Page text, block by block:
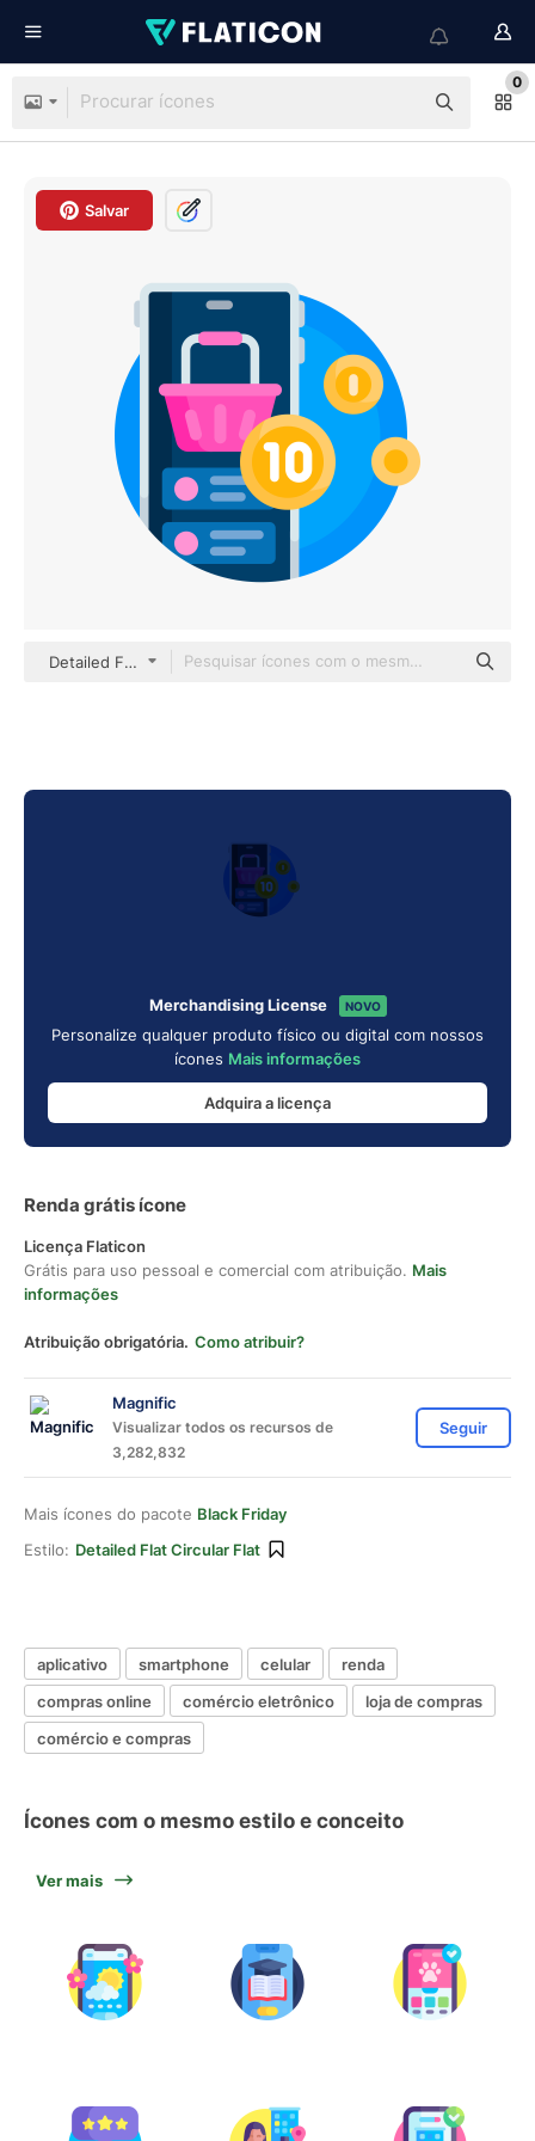
0
Salvar
Detailed Flat Circular Flat
Merchandising License NOVO
Personalize qualquer produto físico ou digital com nossos
ícones Mais informações
Adquira a licença
Renda grátis ícone
Licença Flaticon
Grátis para uso pessoal e comercial com atribuição. Mais
informações
Atribuição obrigatória. Como atribuir?
Magnific
Visualizar todos os recursos de
3,282,832
Seguir
Mais ícones do pacote Black Friday
Estilo: Detailed Flat Circular Flat
aplicativo smartphone celular
renda
compras online
comércio eletrônico
loja de compras
comércio e compras
Ícones com o mesmo estilo e conceito
Ver mais